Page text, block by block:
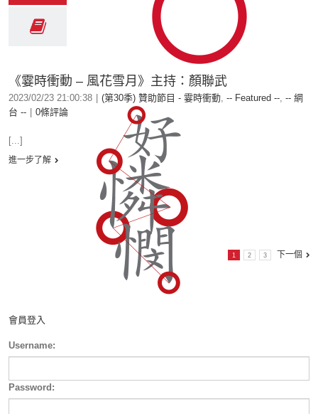
《霎時衝動 – 風花雪月》主持：顏聯武
2023/02/23 21:00:38 (第30季) 贊助節目 - 霎時衝動, -- Featured --, -- 網
台 --
0條評論
[...]
進一步了解
1 2 3 下一個
會員登入
Username:
Password: